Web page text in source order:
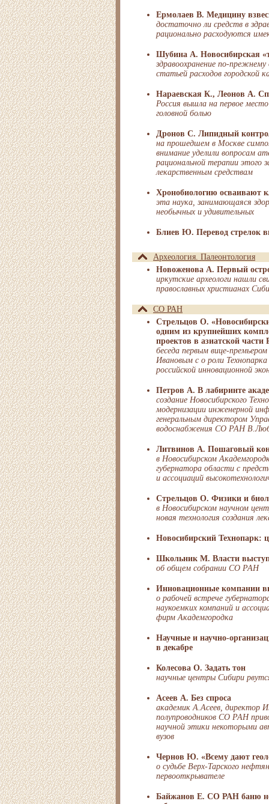
Ермолаев В. Медицину
достаточно ли средств в
рационально расходуются
Шубина А. Новосибирская
здравоохранение по-
статьей расходов городской
Нараевская К., Леонов А.
Россия вышла на первое
головной болью
Дронов С. Липидный
на прошедшем в Москве
внимание уделили вопросам
рациональной терапии этого
лекарственным средствам
Хронобиологию осваивают
эта наука, занимающаяся
необычных и удивительных
Блиев Ю. Перевод стрелок
Археология. Палеонтология
Новоженова А. Первый
иркутские археологи нашли
православных христианах
СО РАН
Стрельцов О.
одним из крупнейших
проектов в азиатской части
беседа первым вице-
Ивановым с о роли Технопарка
российской инновационной
Петров А. В лабиринте
создание Новосибирского
модернизации инженерной
генеральным директором
водоснабжения СО РАН
Литвинов А. Пошаговый
в Новосибирском
губернатора области с
и ассоциаций
Стрельцов О. Физики и
в Новосибирском научном
новая технология создания
Новосибирский
Школьник М. Власти
об общем собрании СО РАН
Инновационные компании
о рабочей встрече
наукоемких компаний и
фирм Академгородка
Научные и научно-
в декабре
Колесова О. Задать тон
научные центры Сибири
Асеев А. Без спроса
академик А.Асеев, директор
полупроводников СО РАН
научной этики некоторыми
вузов
Чернов Ю. «Всему дают
о судьбе Верх-Тарского
первооткрывателе
Байжанов Е. СО РАН баню